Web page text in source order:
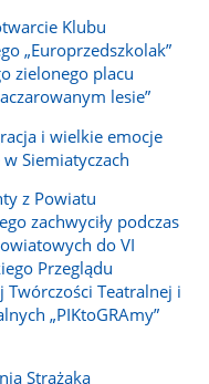
Klubu
„Europrzedszkolak”
zielonego placu
lesie”
i wielkie emocje
Siemiatyczach
z Powiatu
zachwyciły podczas
do VI
Przeglądu
Twórczości Teatralnej i
„PIKtoGRAmy”
Strażaka